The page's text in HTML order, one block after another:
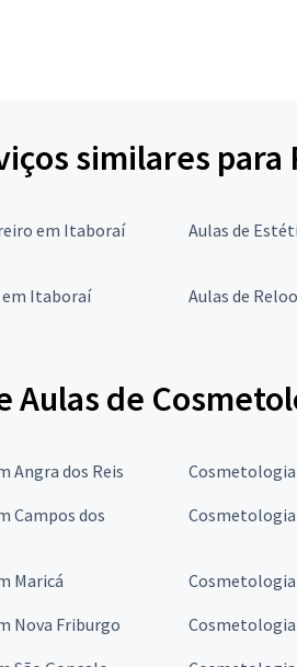
similares
em Itaboraí Aulas de
em Itaboraí Aulas de
Aulas de
Angra dos Reis Cosmetologia
Campos dos
Cosmetologia
Maricá
Nova Friburgo
Cosmetologia